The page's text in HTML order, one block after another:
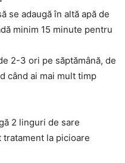
se adaugă în altă apă de
minim 15 minute pentru
2-3 ori pe săptămână, de
când ai mai mult timp
2 linguri de sare
tratament la picioare